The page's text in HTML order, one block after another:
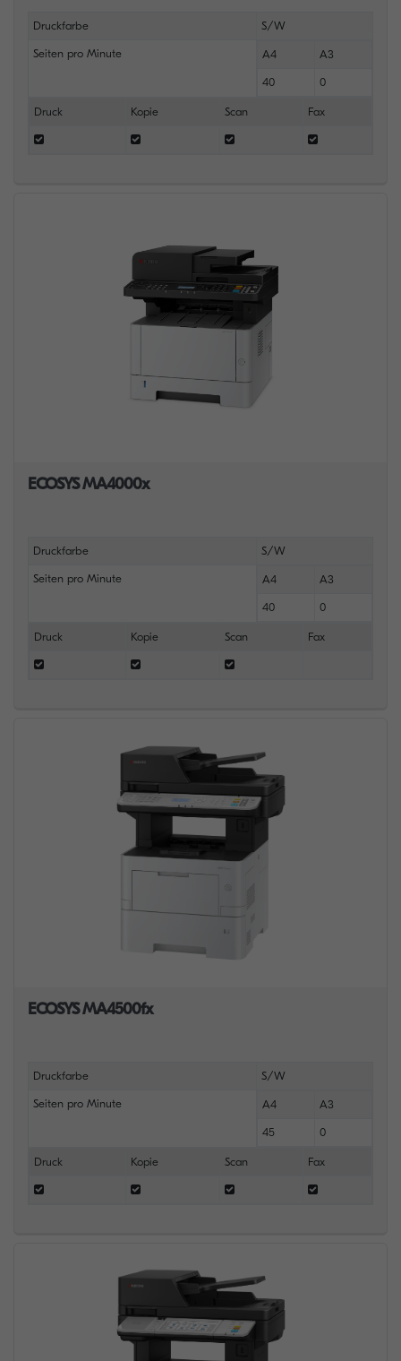
Druckfarbe S/W
Seiten pro Minute A4 A3
40 0
Druck Kopie Scan Fax
ECOSYS MA4000x
Druckfarbe S/W
Seiten pro Minute A4 A3
40 0
Druck Kopie Scan Fax
ECOSYS MA4500fx
Druckfarbe S/W
Seiten pro Minute A4 A3
45 0
Druck Kopie Scan Fax